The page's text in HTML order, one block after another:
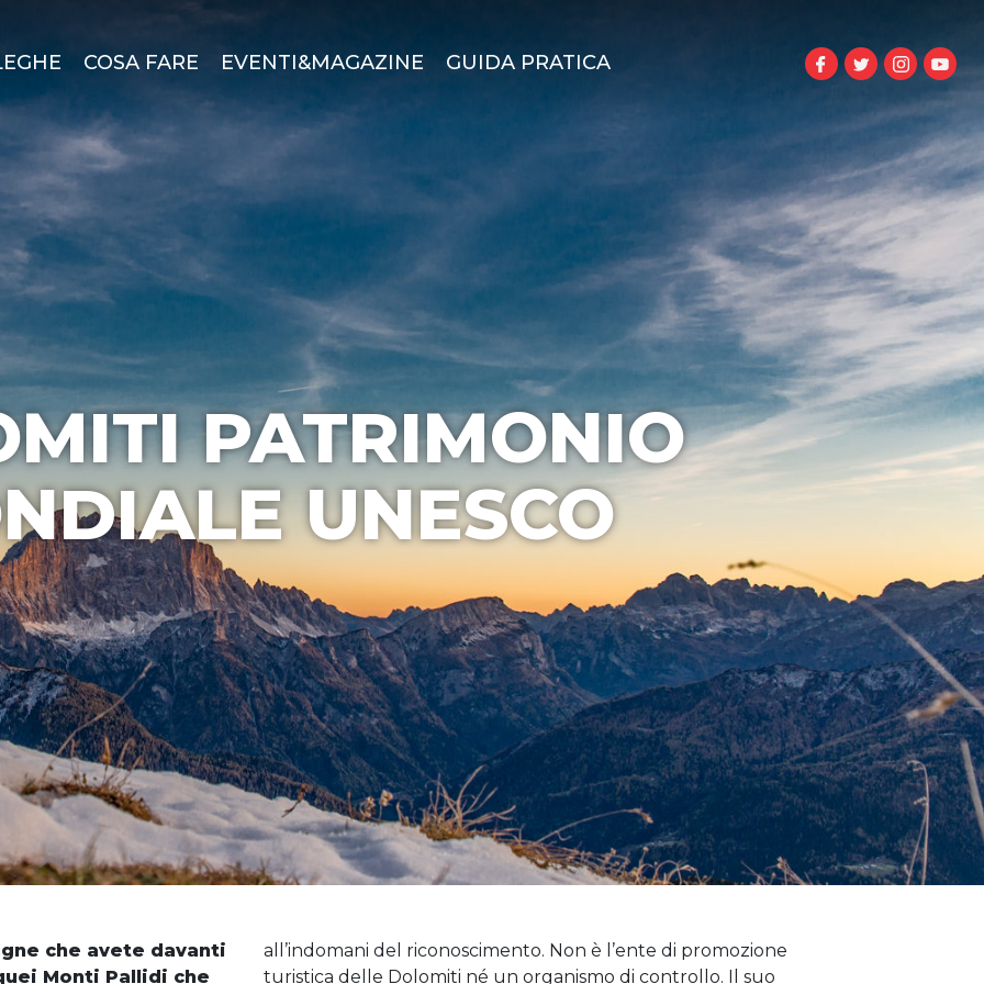
COSA FARE EVENTI&MAGAZINE GUIDA PRATICA
PATRIMONIO
UNESCO
che avete davanti
Monti Pallidi che
all’indomani del riconoscimento. Non è l’ente di promozione
turistica delle Dolomiti né un organismo di controllo. Il suo